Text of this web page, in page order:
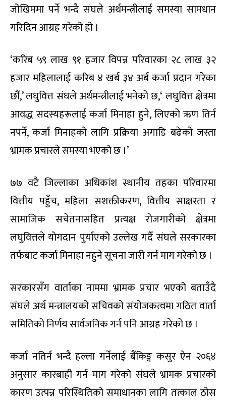
जोखिममा पर्ने भन्दै संघले अर्थमन्त्रीलाई समस्या सामधान
गरिदिन आग्रह गरेको हो ।
‘करिब ५९ लाख ९१ हजार विपन्न परिवारका २८ लाख ३२
हजार महिलालाई करिब ४ खर्ब ३४ अर्ब कर्जा प्रदान गरेका
छौं,’ लघुवित्त संघले अर्थमन्त्रीलाई भनेको छ,‘ लघुवित्त क्षेत्रमा
आवद्ध सदस्यहरूलाई कर्जा मिनाहा हुने, लिएको ऋण तिर्न
नपर्ने, कर्जा मिनाहको लागि प्रक्रिया अगाडि बढेको जस्ता
भ्रामक प्रचारले समस्या भएको छ ।’
७७ वटै जिल्लाका अधिकांश स्थानीय तहका परिवारमा
वित्तीय पहुँच, महिला सशक्तीकरण, वित्तीय साक्षरता र
सामाजिक सचेतनासहित प्रत्यक्ष रोजगारीको क्षेत्रमा
लघुवित्तले योगदान पुर्याएको उल्लेख गर्दै संघले सरकारका
तर्फबाट कर्जा मिनाहा नहुने सूचना जारी गर्न माग गरेको छ ।
सरकारसँग वार्ताका नाममा भ्रामक प्रचार भएको बताउँदै
संघले अर्थ मन्त्रालयको सचिवको संयोजकत्वमा गठित वार्ता
समितिको निर्णय सार्वजनिक गर्न पनि आग्रह गरेको छ ।
कर्जा नतिर्न भन्दै हल्ला गर्नेलाई बैंकिङ्ग कसुर ऐन २०६४
अनुसार कारबाही गर्न माग गरेको संघले भ्रामक प्रचारको
कारण उत्पन्न परिस्थितिको समाधानका लागि तत्काल ठोस